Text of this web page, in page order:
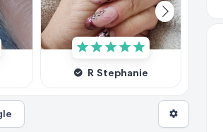
R Stephanie